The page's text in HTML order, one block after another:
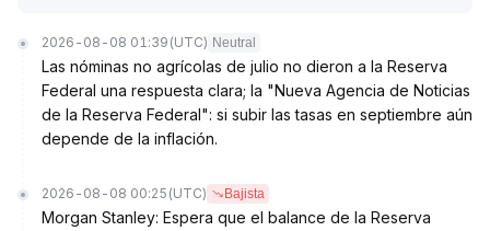
cambios en el costo de financiación y a los indicadores
de sentimiento de mercado, mantener una postura
defensiva y esperar una ruptura direccional antes de
aumentar posiciones.
2026-08-08 01:39 (UTC) Neutral
Las nóminas no agrícolas de julio no dieron a la Reserva
Federal una respuesta clara; la "Nueva Agencia de Noticias
de la Reserva Federal": si subir las tasas en septiembre aún
depende de la inflación.
2026-08-08 00:25 (UTC) Bajista
Morgan Stanley: Espera que el balance de la Reserva